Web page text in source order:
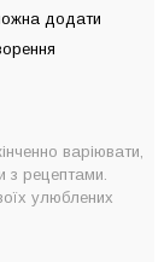
додати
варіювати,
з рецептами.
улюблених